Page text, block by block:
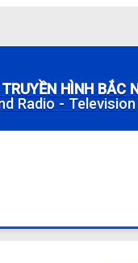
HÌNH BẮC
Radio - Television